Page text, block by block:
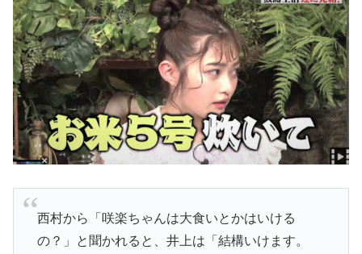
西村から「咲楽ちゃんは大食いとかはいける
の？」と聞かれると、井上は「結構いけます。